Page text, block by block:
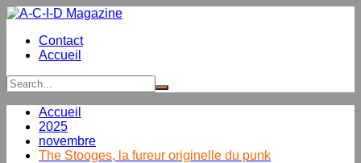
Aller
contenuContact
Accueil
Accueil
2025
novembre
The Stooges, la fureur originelle du punk